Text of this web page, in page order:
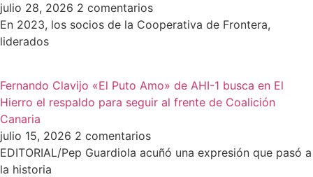
julio 28, 2026 2 comentarios
En 2023, los socios de la Cooperativa de Frontera,
liderados
Fernando Clavijo «El Puto Amo» de AHI-1 busca en El
Hierro el respaldo para seguir al frente de Coalición
Canaria
julio 15, 2026 2 comentarios
EDITORIAL/Pep Guardiola acuñó una expresión que pasó a
la historia